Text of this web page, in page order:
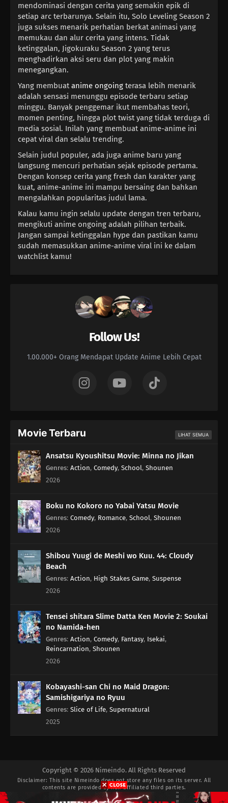
mendominasi dengan cerita yang semakin epik di
setiap arc terbarunya. Selain itu, Solo Leveling Season 2
juga sukses menarik perhatian berkat animasi yang
memukau dan alur cerita yang intens. Tidak
ketinggalan, Jigokuraku Season 2 yang terus
menghadirkan aksi seru dan plot yang makin
menegangkan.
Yang membuatanime ongoing terasa lebih menarik
adalah sensasi menunggu episode terbaru setiap
minggu. Banyak penggemar ikut membahas teori,
momen penting, hingga plot twist yang tidak terduga di
media sosial. Inilah yang membuat anime-anime ini
cepat viral dan selalu trending.
Selain judul populer, ada juga anime baru yang
langsung mencuri perhatian sejak episode pertama.
Dengan konsep cerita yang fresh dan karakter yang
kuat, anime-anime ini mampu bersaing dan bahkan
mengalahkan popularitas judul lama.
Kalau kamu ingin selalu update dengan tren terbaru,
mengikuti anime ongoing adalah pilihan terbaik.
Jangan sampai ketinggalan hype dan pastikan kamu
sudah memasukkan anime-anime viral ini ke dalam
watchlist kamu!
Follow Us!
1.00.000+ Orang Mendapat Update Anime Lebih Cepat
Movie Terbaru LIHAT SEMUA
Ansatsu Kyoushitsu Movie: Minna no Jikan
Genres: Action, Comedy, School, Shounen
2026
Boku no Kokoro no Yabai Yatsu Movie
Genres: Comedy, Romance, School, Shounen
2026
Shibou Yuugi de Meshi wo Kuu. 44: Cloudy
Beach
Genres: Action, High Stakes Game, Suspense
2026
Tensei shitara Slime Datta Ken Movie 2: Soukai
no Namida-hen
Genres: Action, Comedy, Fantasy, Isekai,
Reincarnation, Shounen
2026
Kobayashi-san Chi no Maid Dragon:
Samishigariya no Ryuu
Genres: Slice of Life, Supernatural
2025
Copyright © 2026 Nimeindo. All Rights Reserved
Disclaimer: This site Nimeindo does not store any files on its server. All
contents are provided by non-affiliated third parties.